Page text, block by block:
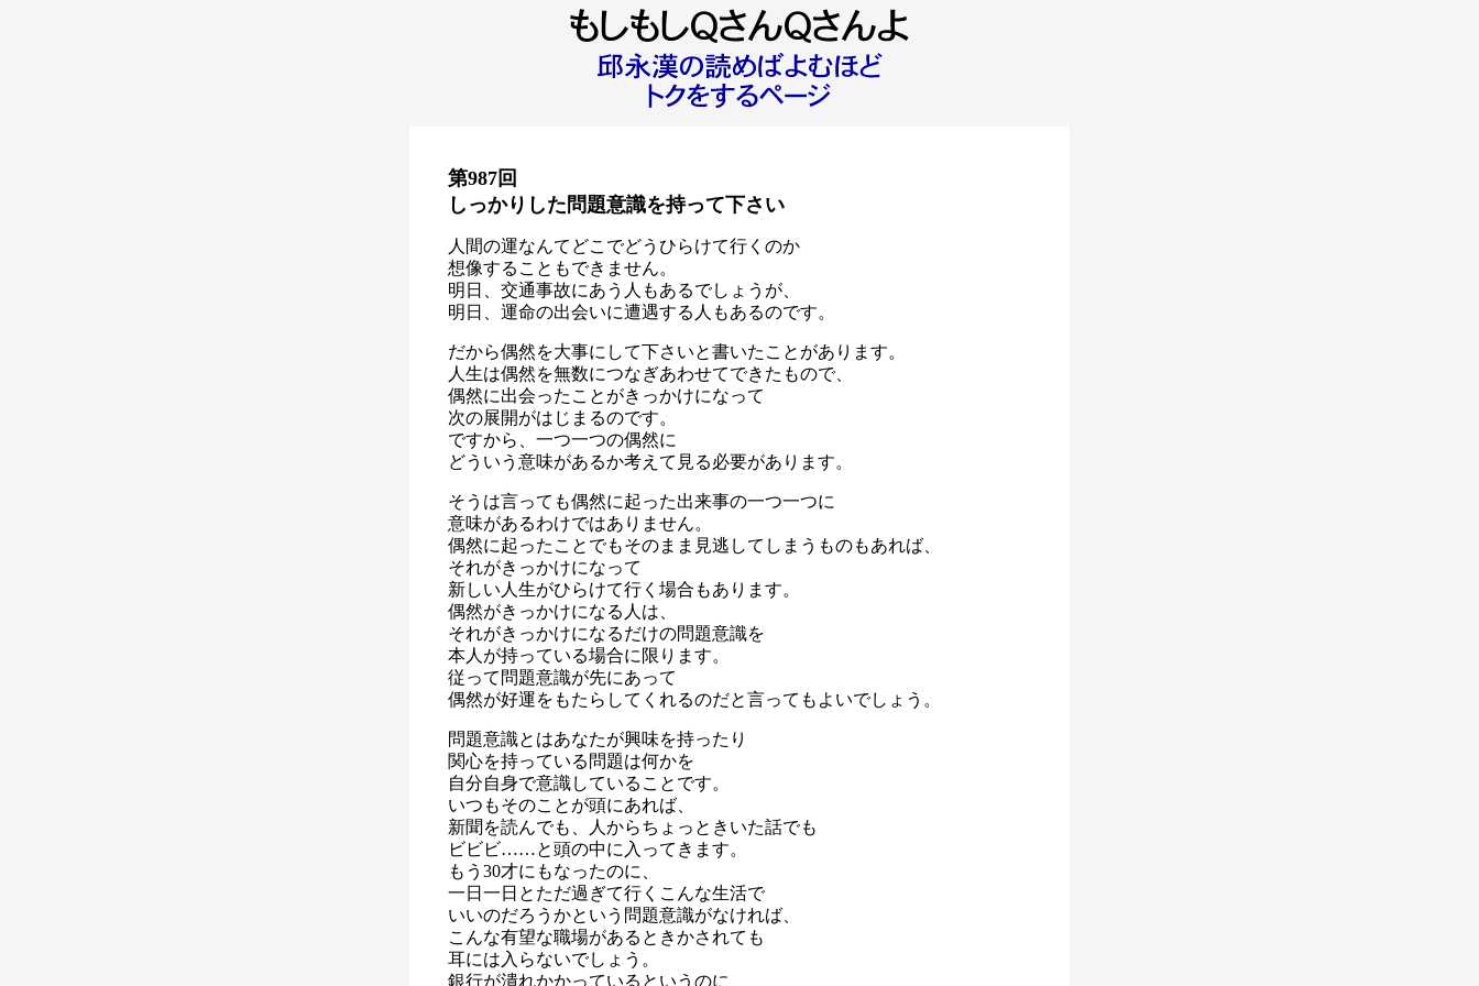
第987回
しっかりした問題意識を持って下さい
人間の運なんてどこでどうひらけて行くのか
想像することもできません。
明日、交通事故にあう人もあるでしょうが、
明日、運命の出会いに遭遇する人もあるのです。
だから偶然を大事にして下さいと書いたことがあります。
人生は偶然を無数につなぎあわせてできたもので、
偶然に出会ったことがきっかけになって
次の展開がはじまるのです。
ですから、一つ一つの偶然に
どういう意味があるか考えて見る必要があります。
そうは言っても偶然に起った出来事の一つ一つに
意味があるわけではありません。
偶然に起ったことでもそのまま見逃してしまうものもあれば、
それがきっかけになって
新しい人生がひらけて行く場合もあります。
偶然がきっかけになる人は、
それがきっかけになるだけの問題意識を
本人が持っている場合に限ります。
従って問題意識が先にあって
偶然が好運をもたらしてくれるのだと言ってもよいでしょう。
問題意識とはあなたが興味を持ったり
関心を持っている問題は何かを
自分自身で意識していることです。
いつもそのことが頭にあれば、
新聞を読んでも、人からちょっときいた話でも
ビビビ……と頭の中に入ってきます。
もう30才にもなったのに、
一日一日とただ過ぎて行くこんな生活で
いいのだろうかという問題意識がなければ、
こんな有望な職場があるときかされても
耳には入らないでしょう。
銀行が潰れかかっているというのに